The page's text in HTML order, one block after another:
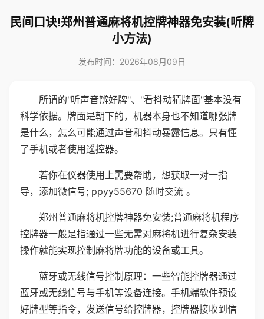
民间口诀!郑州普通麻将机控牌神器免安装(听牌
小方法)
发布时间：2026年08月09日
所谓的"听声音辨好牌"、"看抖动猜牌面"基本没有
科学依据。牌面是朝下的，机器本身也不知道哪张牌
是什么，怎么可能通过声音和抖动暴露信息。只有懂
了手机或者使用遥控器。
若你在仪器使用上需要帮助，想获取一对一指
导，添加微信号; ppyy55670 随时交流 。
郑州普通麻将机控牌神器免安装;普通麻将机程序
控牌器一般是指通过一些无需对麻将机进行复杂安装
操作就能实现控制麻将牌功能的设备或工具。
蓝牙或无线信号控制原理：一些智能控牌器通过
蓝牙或无线信号与手机等设备连接。手机端软件预设
好牌型等指令，发送信号给控牌器，控牌器接收到信